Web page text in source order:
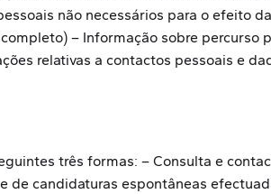
não necessários para o efeito
– Informação sobre
relativas a contactos pessoais e
três formas: – Consulta e
de candidaturas espontâneas